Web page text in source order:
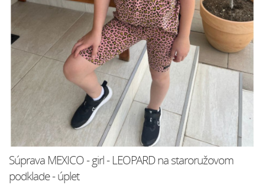
Súprava MEXICO - girl - LEOPARD na staroružovom
podklade - úplet